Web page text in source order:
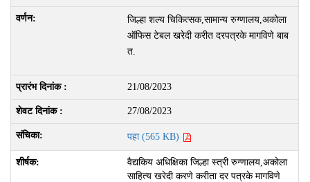
जिल्हा शल्य चिकित्सक,सामान्य रुग्णालय,अकोला
ऑफिस टेबल खरेदी करीत दरपत्रके मागविणे बाब
त.
21/08/2023
27/08/2023
पहा (565 KB)
वैद्यकिय अधिक्षिका जिल्हा स्त्री रुग्णालय,अकोला
साहित्य खरेदी करणे करीता दर पत्रके मागविणे